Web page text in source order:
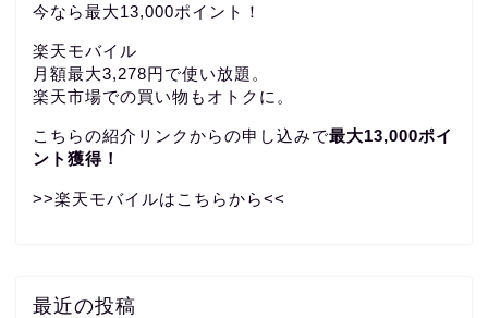
今なら最大13,000ポイント！
楽天モバイル
月額最大3,278円で使い放題。
楽天市場での買い物もオトクに。
こちらの紹介リンクからの申し込みで最大13,000ポイ
ント獲得！
>>楽天モバイルはこちらから<<
最近の投稿